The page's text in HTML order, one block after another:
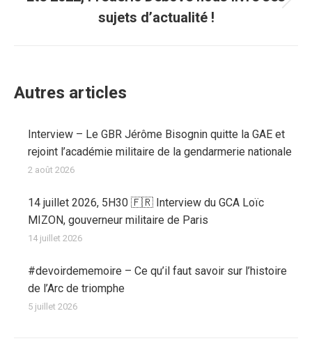
suivant
sujets d’actualité !
Autres articles
Interview – Le GBR Jérôme Bisognin quitte la GAE et
rejoint l’académie militaire de la gendarmerie nationale
2 août 2026
14 juillet 2026, 5H30 🇫🇷 Interview du GCA Loïc
MIZON, gouverneur militaire de Paris
14 juillet 2026
#devoirdememoire – Ce qu’il faut savoir sur l’histoire
de l’Arc de triomphe
5 juillet 2026